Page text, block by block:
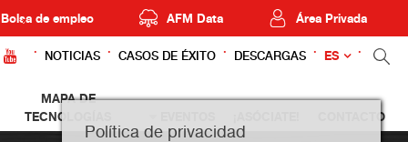
Bolsa de empleo AFM Data Área Privada
NOTICIAS CASOS DE ÉXITO DESCARGAS ES
MAPA DE
TECNOLOGÍAS
CONTACTO
Política de privacidad